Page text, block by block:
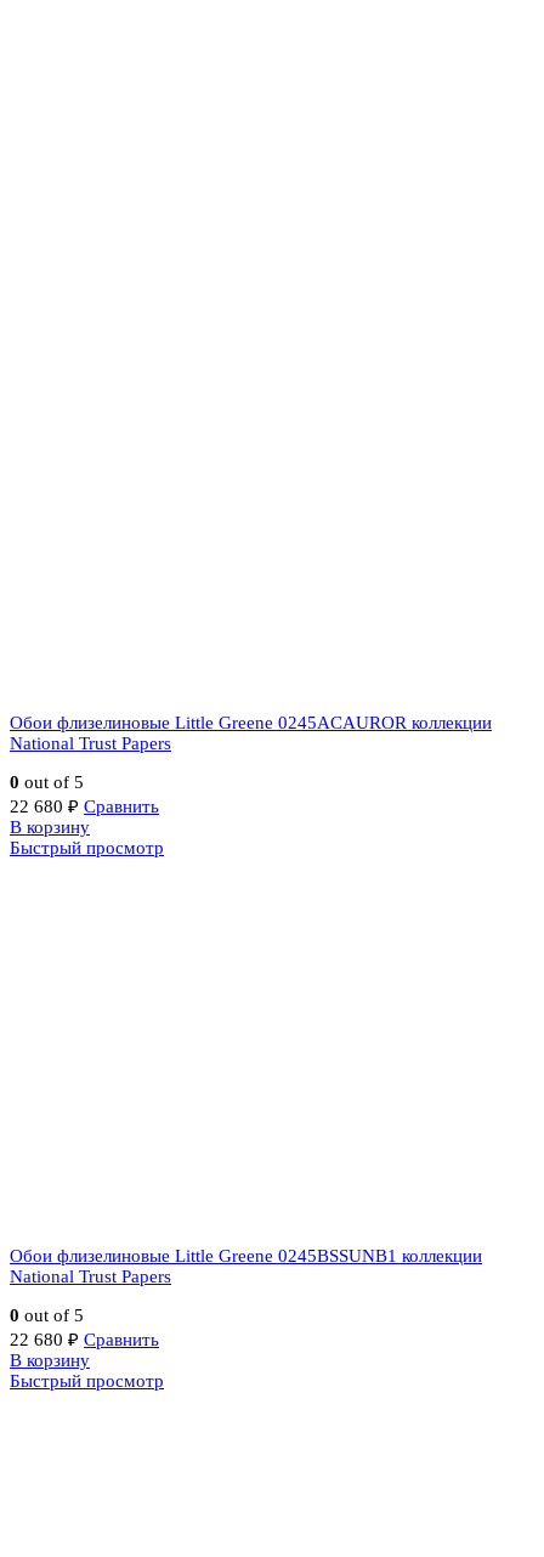
Обои флизелиновые Little Greene 0245ACAUROR коллекции
National Trust Papers
0 out of 5
22 680 ₽ Сравнить
В корзину
Быстрый просмотр
Обои флизелиновые Little Greene 0245BSSUNB1 коллекции
National Trust Papers
0 out of 5
22 680 ₽ Сравнить
В корзину
Быстрый просмотр